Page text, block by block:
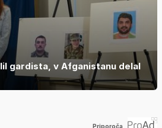
gardista, v Afganistanu delal
Priporoča